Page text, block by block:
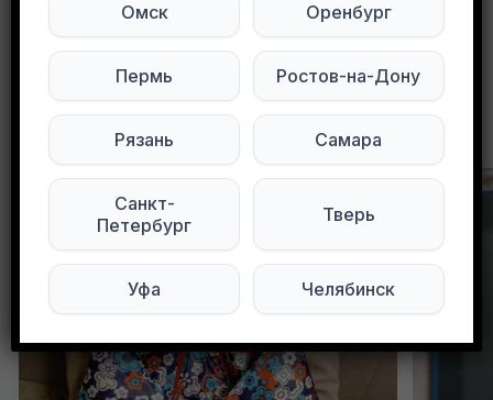
0 84 просмотров
Другие объявления в этом городе
Омск Оренбург
Пермь Ростов-на-Дону
Рязань Самара
Санкт-
Петербург
Тверь
Уфа Челябинск